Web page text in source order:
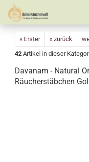
« Erster « zurück
42 Artikel in dieser
Davanam - Natural
Räucherstäbchen